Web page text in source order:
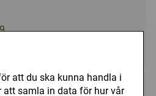
att du ska kunna handla i
samla in data för hur vår